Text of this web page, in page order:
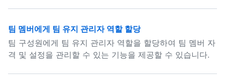
팀 멤버에게 팀 유지 관리자 역할 할당
팀 구성원에게 팀 유지 관리자 역할을 할당하여 팀 멤버 자
격 및 설정을 관리할 수 있는 기능을 제공할 수 있습니다.